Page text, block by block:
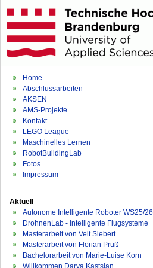
Home
Abschlussarbeiten
AKSEN
AMS-Projekte
Kontakt
LEGO League
Maschinelles Lernen
RobotBuildingLab
Fotos
Impressum
Aktuell
Autonome Intelligente Roboter WS25/26
DrohnenLab - Intelligente Flugsysteme
Masterarbeit von Veit Siebert
Masterarbeit von Florian Pruß
Bachelorarbeit von Marie-Luise Korn
Willkommen Darya Kastsian